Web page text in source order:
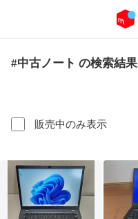
#中古ノート の検索結果
販売中のみ表示